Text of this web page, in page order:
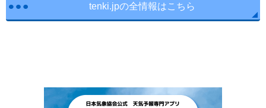
tenki.jpの全情報はこちら